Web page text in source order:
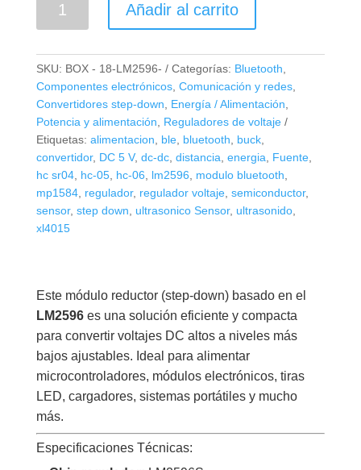
Step-
DC
LM2596
–
Regulador
de
Voltaje
Variable
cantidad
Añadir al carrito
SKU: BOX - 18-LM2596- Categorías: Bluetooth
Componentes electrónicos, Comunicación y redes,
Convertidores step-down
Energía / Alimentación
Potencia y alimentación
Reguladores de voltaje
Etiquetas: alimentacion ble, bluetooth buck,
convertidor, DC 5 V, dc-dc, distancia energia Fuente,
hc sr04, hc-05, hc-06 lm2596 modulo bluetooth
mp1584, regulador, regulador voltaje, semiconductor,
sensor, step down ultrasonico Sensor, ultrasonido,
xl4015
Este módulo reductor (step-down) basado en el
LM2596es una solución eficiente y compacta
para convertir voltajes DC altos a niveles más
bajos ajustables. Ideal para alimentar
microcontroladores, módulos electrónicos, tiras
LED, cargadores, sistemas portátiles y mucho
más.
Especificaciones Técnicas: